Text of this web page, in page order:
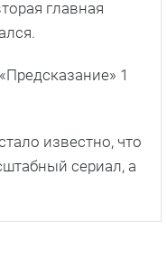
главная
1
известно, что
сериал, а